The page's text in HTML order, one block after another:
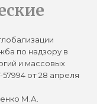
по надзору в
и массовых
от 28 апреля
М.А.